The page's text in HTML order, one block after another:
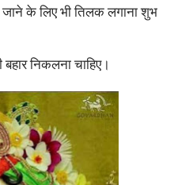
जाने के लिए भी तिलक लगाना शुभ
निकलना चाहिए।